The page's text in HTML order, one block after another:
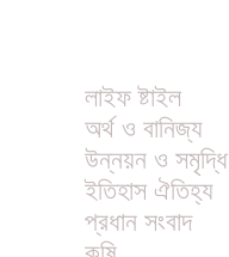
লাইফ ষ্টাইল
অর্থ ও বানিজ্য
উন্নয়ন ও সমৃদ্ধি
ইতিহাস ঐতিহ্য
প্রধান সংবাদ